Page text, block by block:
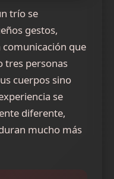
trío se
gestos,
que
tres personas
cuerpos sino
se
diferente,
mucho más